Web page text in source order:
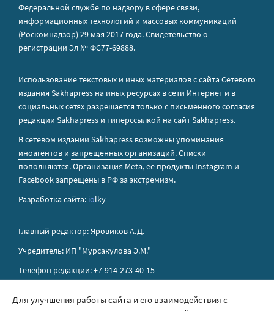
Федеральной службе по надзору в сфере связи,
информационных технологий и массовых коммуникаций
(Роскомнадзор) 29 мая 2017 года. Свидетельство о
регистрации Эл № ФС77-69888.
Использование текстовых и иных материалов с сайта Сетевого
издания Sakhapress на иных ресурсах в сети Интернет и в
социальных сетях разрешается только с письменного согласия
редакции Sakhapress и гиперссылкой на сайт Sakhapress.
В сетевом издании Sakhapress возможны упоминания
иноагентов и запрещенных организаций. Списки
пополняются. Организация Metа, ее продукты Instagram и
Facebook запрещены в РФ за экстремизм.
Разработка сайта: iolky
Главный редактор: Яровиков А.Д.
Учредитель: ИП "Мурсакулова Э.М."
Телефон редакции: +7-914-273-40-15
Для улучшения работы сайта и его взаимодействия с